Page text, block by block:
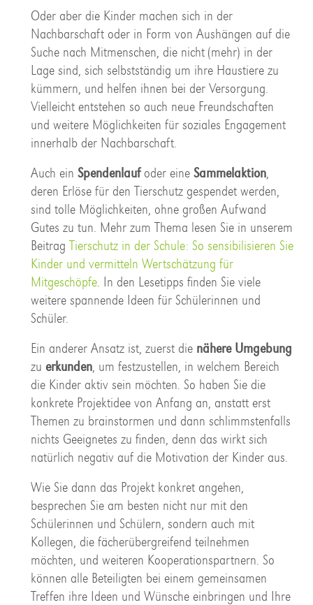
Oder aber die Kinder machen sich in der
Nachbarschaft oder in Form von Aushängen auf die
Suche nach Mitmenschen, die nicht (mehr) in der
Lage sind, sich selbstständig um ihre Haustiere zu
kümmern, und helfen ihnen bei der Versorgung.
Vielleicht entstehen so auch neue Freundschaften
und weitere Möglichkeiten für soziales Engagement
innerhalb der Nachbarschaft.
Auch ein Spendenlaufoder eine Sammelaktion,
deren Erlöse für den Tierschutz gespendet werden,
sind tolle Möglichkeiten, ohne großen Aufwand
Gutes zu tun. Mehr zum Thema lesen Sie in unserem
BeitragTierschutz in der Schule: So sensibilisieren Sie
Kinder und vermitteln Wertschätzung für
Mitgeschöpfe. In den Lesetipps finden Sie viele
weitere spannende Ideen für Schülerinnen und
Schüler.
Ein anderer Ansatz ist, zuerst die nähere Umgebung
zu erkunden, um festzustellen, in welchem Bereich
die Kinder aktiv sein möchten. So haben Sie die
konkrete Projektidee von Anfang an, anstatt erst
Themen zu brainstormen und dann schlimmstenfalls
nichts Geeignetes zu finden, denn das wirkt sich
natürlich negativ auf die Motivation der Kinder aus.
Wie Sie dann das Projekt konkret angehen,
besprechen Sie am besten nicht nur mit den
Schülerinnen und Schülern, sondern auch mit
Kollegen, die fächerübergreifend teilnehmen
möchten, und weiteren Kooperationspartnern. So
können alle Beteiligten bei einem gemeinsamen
Treffen ihre Ideen und Wünsche einbringen und Ihre